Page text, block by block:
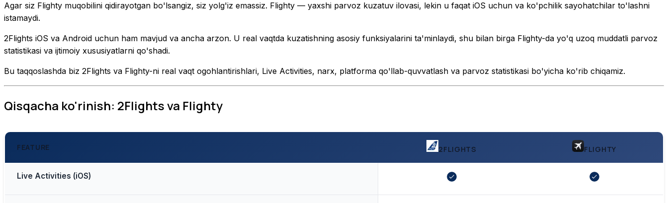
Agar siz Flighty muqobilini qidirayotgan bo'lsangiz, siz yolg'iz emassiz. Flighty — yaxshi parvoz kuzatuv ilovasi, lekin u faqat iOS uchun va ko'pchilik sayohatchilar to'lashni
istamaydi.
2Flights iOS va Android uchun ham mavjud va ancha arzon. U real vaqtda kuzatishning asosiy funksiyalarini ta'minlaydi, shu bilan birga Flighty-da yo'q uzoq muddatli parvoz
statistikasi va ijtimoiy xususiyatlarni qo'shadi.
Bu taqqoslashda biz 2Flights va Flighty-ni real vaqt ogohlantirishlari, Live Activities, narx, platforma qo'llab-quvvatlash va parvoz statistikasi bo'yicha ko'rib chiqamiz.
Qisqacha ko'rinish: 2Flights va Flighty
FEATURE 2FLIGHTS FLIGHTY
Live Activities (iOS)